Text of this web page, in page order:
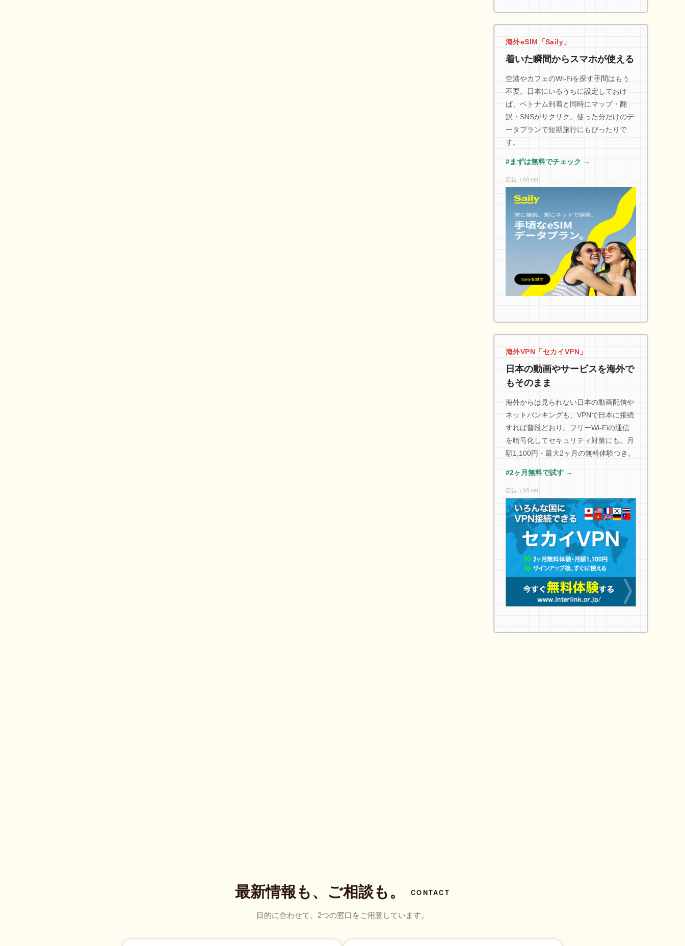
海外eSIM「Saily」
着いた瞬間からスマホが使える
空港やカフェのWi-Fiを探す手間はもう
不要。日本にいるうちに設定しておけ
ば、ベトナム到着と同時にマップ・翻
訳・SNSがサクサク。使った分だけのデ
ータプランで短期旅行にもぴったりで
す。
#まずは無料でチェック →
広告（A8.net）
海外VPN「セカイVPN」
日本の動画やサービスを海外で
もそのまま
海外からは見られない日本の動画配信や
ネットバンキングも、VPNで日本に接続
すれば普段どおり。フリーWi-Fiの通信
を暗号化してセキュリティ対策にも。月
額1,100円・最大2ヶ月の無料体験つき。
#2ヶ月無料で試す →
広告（A8.net）
最新情報も、ご相談も。 CONTACT
目的に合わせて、2つの窓口をご用意しています。